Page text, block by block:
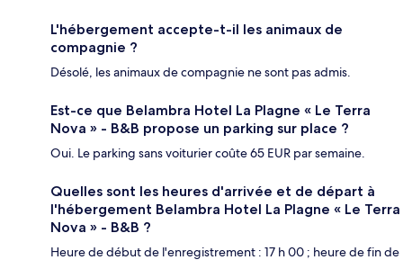
L'hébergement accepte-t-il les animaux de
compagnie ?
Désolé, les animaux de compagnie ne sont pas admis.
Est-ce que Belambra Hotel La Plagne « Le Terra
Nova » - B&B propose un parking sur place ?
Oui. Le parking sans voiturier coûte 65 EUR par semaine.
Quelles sont les heures d'arrivée et de départ à
l'hébergement Belambra Hotel La Plagne « Le Terra
Nova » - B&B ?
Heure de début de l'enregistrement : 17 h 00 ; heure de fin de